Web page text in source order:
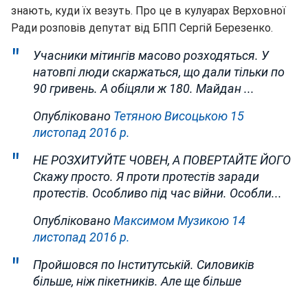
знають, куди їх везуть. Про це в кулуарах Верховної
Ради розповів депутат від БПП Сергій Березенко.
Учасники мітингів масово розходяться. У
натовпі люди скаржаться, що дали тільки по
90 гривень. А обіцяли ж 180. Майдан ...
Опубліковано Тетяною Висоцькою 15
листопад 2016 р.
НЕ РОЗХИТУЙТЕ ЧОВЕН, А ПОВЕРТАЙТЕ ЙОГО
Скажу просто. Я проти протестів заради
протестів. Особливо під час війни. Особли...
ОпублікованоМаксимом Музикою 14
листопад 2016 р.
Пройшовся по Інститутській. Силовиків
більше, ніж пікетників. Але ще більше